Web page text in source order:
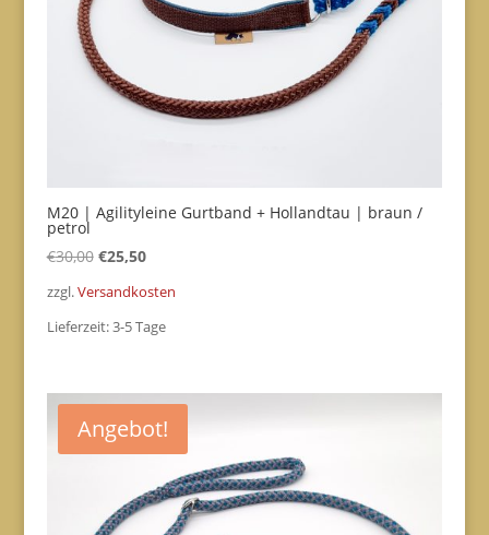
M20 | Agilityleine Gurtband + Hollandtau | braun /
petrol
€30,00 Ursprünglicher
€30,00
€25,50Aktueller
€25,50.
zzgl.Versandkosten
Lieferzeit:3-5 Tage
Angebot!